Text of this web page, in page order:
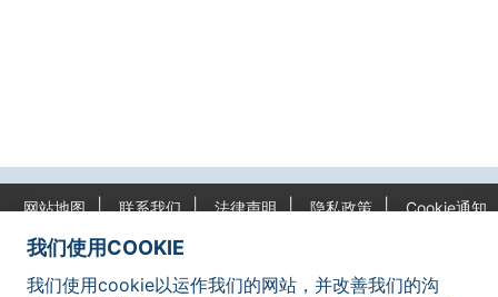
我们使用COOKIE
我们使用cookie以运作我们的网站，并改善我们的沟
网站地图 联系我们 法律声明 隐私政策 Cookie通知